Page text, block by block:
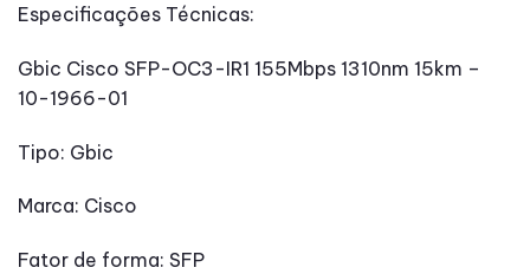
Especificações Técnicas:
Gbic Cisco SFP-OC3-IR1 155Mbps 1310nm 15km –
10-1966-01
Tipo: Gbic
Marca: Cisco
Fator de forma: SFP